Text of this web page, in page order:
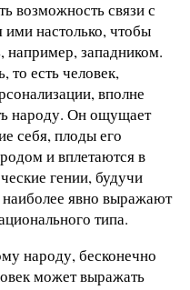
возможность связи с
настолько, чтобы
например, западником.
то есть человек,
вполне
народу. Он ощущает
себя, плоды его
и вплетаются в
гении, будучи
явно выражают
типа.
народу, бесконечно
может выражать